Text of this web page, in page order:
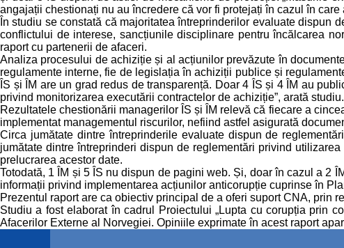
angajații chestionați nu au încredere că vor fi protejați în cazul în
În studiu se constată că majoritatea întreprinderilor evaluate
conflictului de interese, sancțiunile disciplinare pentru încălcarea
raport cu partenerii de afaceri.
Analiza procesului de achiziție și al acțiunilor prevăzute în
regulamente interne, fie de legislația în achiziții publice și
ÎS și ÎM are un grad redus de transparență. Doar 4 ÎS și 4 ÎM au
privind monitorizarea executării contractelor de achiziție”, arată studiu.
Rezultatele chestionării managerilor ÎS și ÎM relevă că fiecare a
implementat managementul riscurilor, nefiind astfel asigurată
Circa jumătate dintre întreprinderile evaluate dispun de
jumătate dintre întreprinderi dispun de reglementări privind
prelucrarea acestor date.
Totodată, 1 ÎM și 5 ÎS nu dispun de pagini web. Și, doar în cazul a 2
informații privind implementarea acțiunilor anticorupție cuprinse în
Prezentul raport are ca obiectiv principal de a oferi suport CNA,
Studiu a fost elaborat în cadrul Proiectului „Lupta cu corupția prin
Afacerilor Externe al Norvegiei. Opiniile exprimate în acest raport